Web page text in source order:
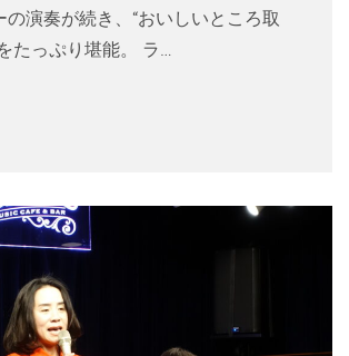
演奏が続き、“おいしいところ取
たっぷり堪能。 ラ…